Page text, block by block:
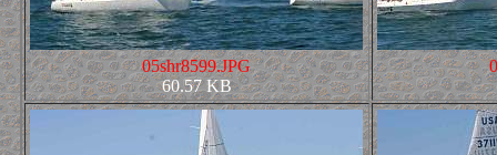
05shr8599.JPG
60.57 KB